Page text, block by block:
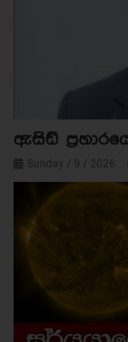
ඇසිඩ්
Sunday / 9 / 2026